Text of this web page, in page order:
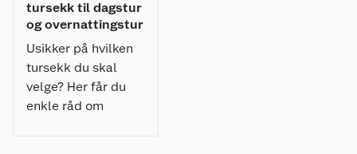
Regntrekk
Tilrettelagt for hydrerings-system
Frontlomme med glidelås
Lokklommer innvendig og utvendig
Spesifikasjoner:
tursekk til dagstur
og overnattingstur
Usikker på hvilken
tursekk du skal
velge? Her får du
enkle råd om